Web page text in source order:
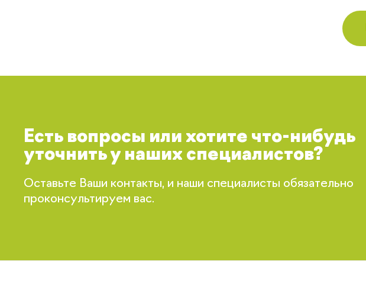
Есть вопросы или хотите что-нибудь
уточнить у наших специалистов?
Оставьте Ваши контакты, и наши специалисты обязательно
проконсультируем вас.